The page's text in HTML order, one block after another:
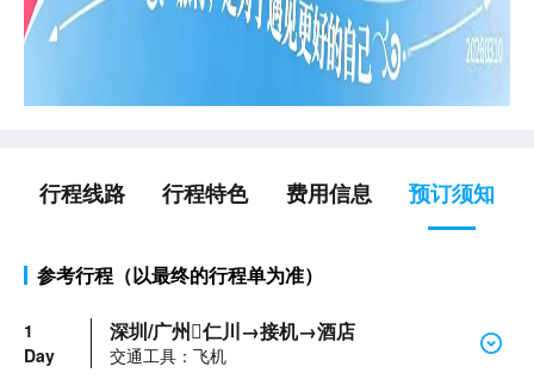
行程线路 行程特色 费用信息 预订须知
参考行程（以最终的行程单为准）
1
Day
深圳/广州仁川→接机→酒店
交通工具：飞机